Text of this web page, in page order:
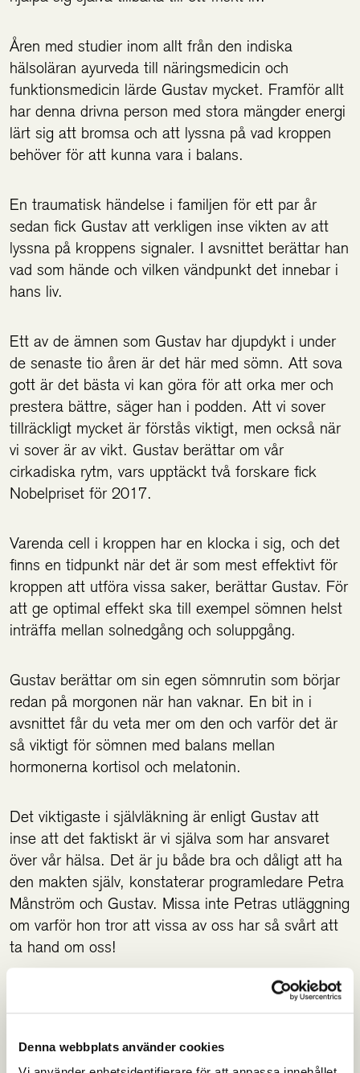
Denna webbplats använder cookies
Åren med studier inom allt från den indiska
hälsoläran ayurveda till näringsmedicin och
funktionsmedicin lärde Gustav mycket. Framför allt
har denna drivna person med stora mängder energi
lärt sig att bromsa och att lyssna på vad kroppen
behöver för att kunna vara i balans.
En traumatisk händelse i familjen för ett par år
sedan fick Gustav att verkligen inse vikten av att
lyssna på kroppens signaler. I avsnittet berättar han
vad som hände och vilken vändpunkt det innebar i
hans liv.
Ett av de ämnen som Gustav har djupdykt i under
de senaste tio åren är det här med sömn. Att sova
gott är det bästa vi kan göra för att orka mer och
prestera bättre, säger han i podden. Att vi sover
tillräckligt mycket är förstås viktigt, men också när
vi sover är av vikt. Gustav berättar om vår
cirkadiska rytm, vars upptäckt två forskare fick
Nobelpriset för 2017.
Varenda cell i kroppen har en klocka i sig, och det
finns en tidpunkt när det är som mest effektivt för
kroppen att utföra vissa saker, berättar Gustav. För
att ge optimal effekt ska till exempel sömnen helst
inträffa mellan solnedgång och soluppgång.
Gustav berättar om sin egen sömnrutin som börjar
redan på morgonen när han vaknar. En bit in i
avsnittet får du veta mer om den och varför det är
så viktigt för sömnen med balans mellan
hormonerna kortisol och melatonin.
Det viktigaste i självläkning är enligt Gustav att
inse att det faktiskt är vi själva som har ansvaret
över vår hälsa. Det är ju både bra och dåligt att ha
den makten själv, konstaterar programledare Petra
Månström och Gustav. Missa inte Petras utläggning
om varför hon tror att vissa av oss har så svårt att
ta hand om oss!
Gustav jobbar ofta med människor som har
sjukdomar som IBS, utbrändhet och
sköldkörtelproblem. Det bästa han vet är när
klienten kommer till insikt om att det är hon själv